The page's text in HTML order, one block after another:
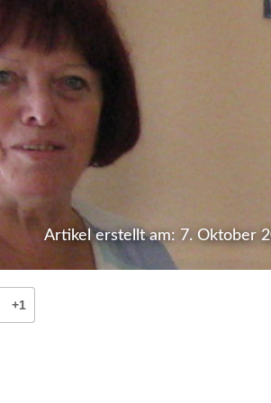
Artikel erstellt am: 7. Oktober
+1